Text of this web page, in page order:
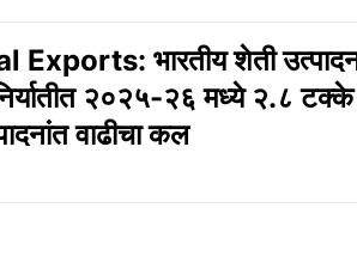
भारतीय शेती
२०२५-२६ मध्ये २.८ टक्के
वाढीचा कल